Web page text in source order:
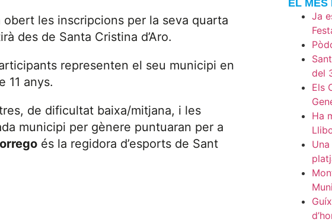
obert les inscripcions per la seva quarta
des de Santa Cristina d’Aro.
representen el seu municipi en
11 anys.
de dificultat baixa/mitjana, i les
municipi per gènere puntuaran per a
és la regidora d’esports de Sant
EL MÉS
Ja
del
Els
Ha